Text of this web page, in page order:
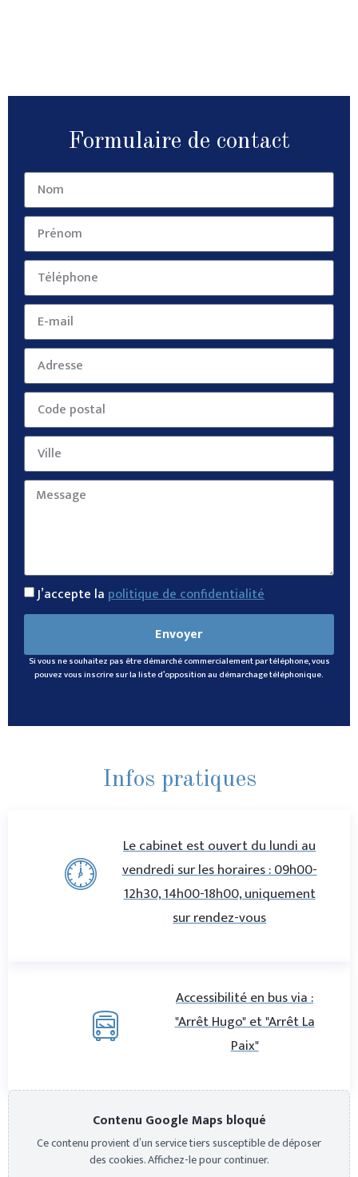
Formulaire de contact
J’accepte la politique de confidentialité
Envoyer
Si vous ne souhaitez pas être démarché commercialement par téléphone, vous
pouvez vous inscrire sur la liste d’opposition au démarchage téléphonique.
Infos pratiques
Le cabinet est ouvert du lundi au
vendredi sur les horaires : 09h00-
12h30, 14h00-18h00, uniquement
sur rendez-vous
Accessibilité en bus via :
"Arrêt Hugo" et "Arrêt La
Paix"
Contenu Google Maps bloqué
Ce contenu provient d’un service tiers susceptible de déposer
des cookies. Affichez-le pour continuer.